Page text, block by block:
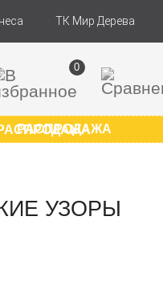
ТК Мир Дерева
0
РАСПРОДАЖА
УЗОРЫ